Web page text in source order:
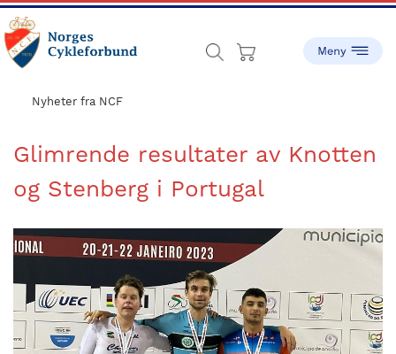
Skip
to
main
content
Skip
to
footer
Cykleforbund
stiftet
1910,
har
gått
være
en
Nyheter fra NCF
Glimrende resultater av Knotten
og Stenberg i Portugal